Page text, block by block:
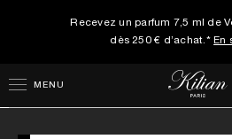
Recevez un parfum 7,5 ml de
dès 250 € d’achat.* En
MENU